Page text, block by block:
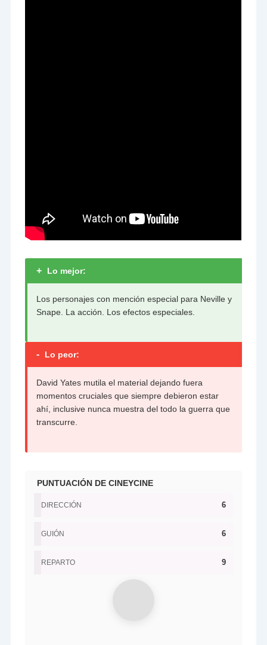
+ Lo mejor:
Los personajes con mención especial para Neville y
Snape. La acción. Los efectos especiales.
- Lo peor:
David Yates mutila el material dejando fuera
momentos cruciales que siempre debieron estar
ahí, inclusive nunca muestra del todo la guerra que
transcurre.
PUNTUACIÓN DE CINEYCINE
DIRECCIÓN 6
GUIÓN 6
REPARTO 9